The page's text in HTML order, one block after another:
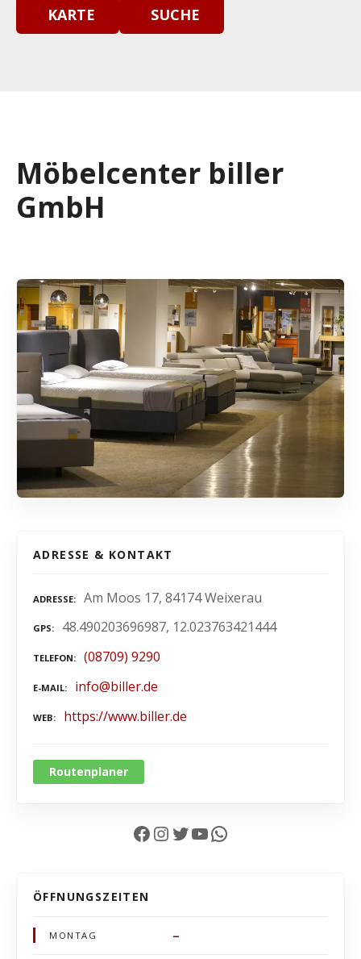
KARTE SUCHE
Möbelcenter biller
GmbH
ADRESSE & KONTAKT
ADRESSE Am Moos 17, 84174 Weixerau
GPS 48.490203696987, 12.023763421444
TELEFON (08709) 9290
E-MAIL info@biller.de
WEB https://www.biller.de
Routenplaner
Facebook InstagramTwitter YouTube WhatsApp
ÖFFNUNGSZEITEN
MONTAG –